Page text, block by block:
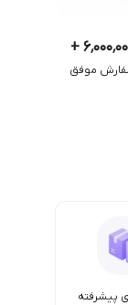
+
موفق
پیشرفته